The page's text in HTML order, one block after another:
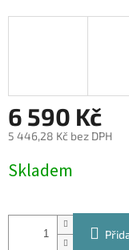
6 590 Kč
5 446,28 Kč bez DPH
cena:
Skladem